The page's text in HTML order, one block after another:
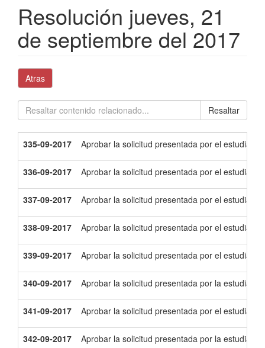
Resolución jueves, 21
de septiembre del 2017
Atras
Resaltar
335-09-2017 Aprobar la solicitud presentada por el
336-09-2017 Aprobar la solicitud presentada por el
337-09-2017 Aprobar la solicitud presentada por el
338-09-2017 Aprobar la solicitud presentada por el
339-09-2017 Aprobar la solicitud presentada por el
340-09-2017 Aprobar la solicitud presentada por la
341-09-2017 Aprobar la solicitud presentada por el
342-09-2017 Aprobar la solicitud presentada por la